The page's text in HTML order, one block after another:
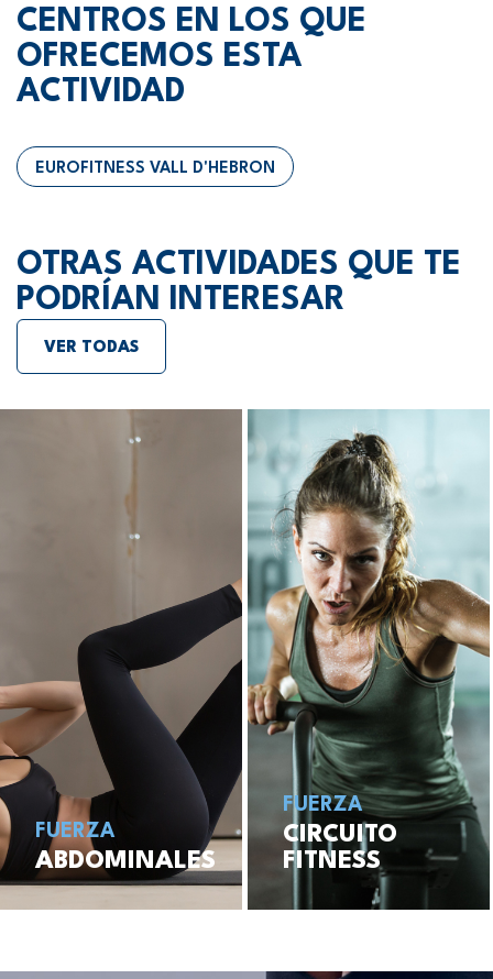
CENTROS EN LOS QUE
OFRECEMOS ESTA
ACTIVIDAD
EUROFITNESS VALL D'HEBRON
OTRAS ACTIVIDADES QUE TE
PODRÍAN INTERESAR
VER TODAS
FUERZA
ABDOMINALES
FUERZA
CIRCUITO
FITNESS